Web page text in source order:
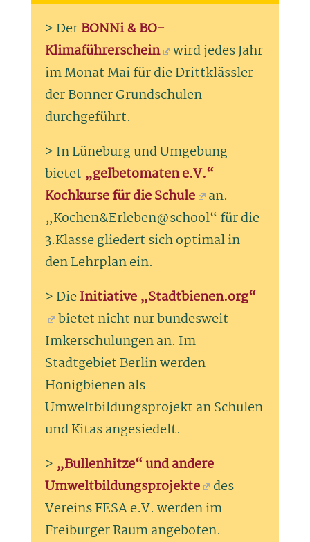
> DerBONNi & BO-
Klimaführerschein
wird jedes Jahr
im Monat Mai für die Drittklässler
der Bonner Grundschulen
durchgeführt.
> In Lüneburg und Umgebung
bietet „gelbetomaten e.V.“
Kochkurse für die Schule
an.
„Kochen&Erleben@school“ für die
3.Klasse gliedert sich optimal in
den Lehrplan ein.
> DieInitiative „Stadtbienen.org“
bietet nicht nur bundesweit
Imkerschulungen an. Im
Stadtgebiet Berlin werden
Honigbienen als
Umweltbildungsprojekt an Schulen
und Kitas angesiedelt.
> „Bullenhitze“ und andere
Umweltbildungsprojekte
des
Vereins FESA e.V. werden im
Freiburger Raum angeboten.